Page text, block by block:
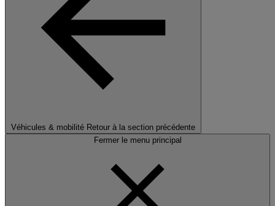
Véhicules & mobilité Retour à la section précédente
Fermer le menu principal